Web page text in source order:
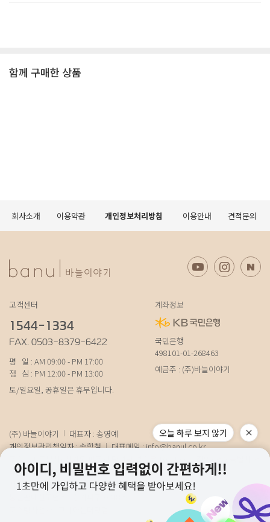
함께 구매한 상품
회사소개 이용약관 개인정보처리방침 이용안내 견적문의
고객센터
1544-1334
FAX. 0503-8379-6422
평 일 : AM 09:00 - PM 17:00
점 심 : PM 12:00 - PM 13:00
토/일요일, 공휴일은 휴무입니다.
계좌정보
국민은행
498101-01-268463
예금주 : (주)바늘이야기
(주) 바늘이야기
대표자 : 송영예
개인정보관리책임자 : 송학철
대표메일 :info@banul.co.kr
대문구 연희로11가길 15 (물류) 경기도 파주시 성동로 19-17
사업자번호 : 674-88-00100[사업자정보확인]
오늘 하루 보지 않기